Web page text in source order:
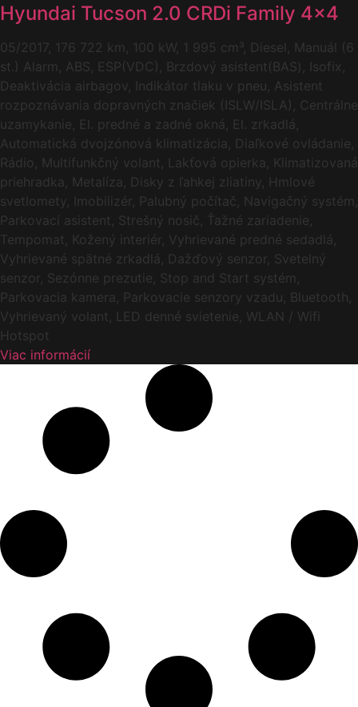
Hyundai Tucson 2.0 CRDi Family 4×4
05/2017, 176 722 km, 100 kW, 1 995 cm³, Diesel, Manuál (6
st.) Alarm, ABS, ESP(VDC), Brzdový asistent(BAS), Isofix,
Deaktivácia airbagov, Indikátor tlaku v pneu, Asistent
rozpoznávania dopravných značiek (ISLW/ISLA), Centrálne
uzamykanie, El. predné a zadné okná, El. zrkadlá,
Automatická dvojzónová klimatizácia, Diaľkové ovládanie,
Rádio, Multifunkčný volant, Lakťová opierka, Klimatizovaná
priehradka, Metalíza, Disky z ľahkej zliatiny, Hmlové
svetlomety, Imobilizér, Palubný počítač, Navigačný systém,
Parkovací asistent, Strešný nosič, Ťažné zariadenie,
Tempomat, Kožený interiér, Vyhrievané predné sedadlá,
Vyhrievané spätné zrkadlá, Dažďový senzor, Svetelný
senzor, Sezónne prezutie, Stop and Start systém,
Parkovacia kamera, Parkovacie senzory vzadu, Bluetooth,
Vyhrievaný volant, LED denné svietenie, WLAN / Wifi
Hotspot
Viac informácií